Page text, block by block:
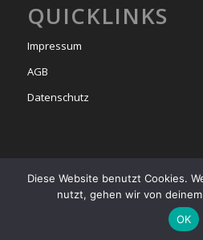
QUICKLINKS
Impressum
AGB
Datenschutz
© Copyright - bel étage2025
Das
Tango Argentino
Diese Website benutzt Cookies.
nutzt, gehen wir von
OK